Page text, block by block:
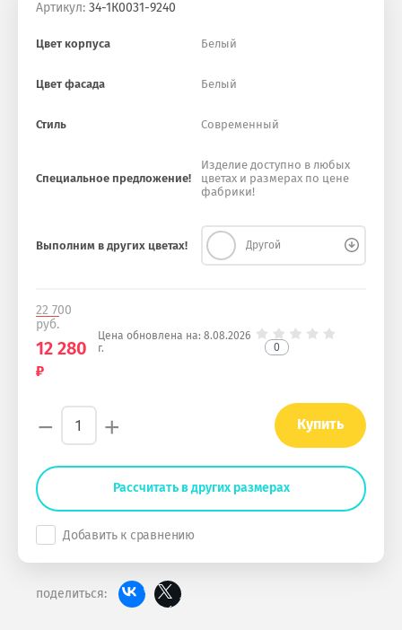
Артикул: 34-1К0031-9240
Цвет корпуса Белый
Цвет фасада Белый
Стиль Современный
Специальное предложение!
Изделие доступно в любых
цветах и размерах по цене
фабрики!
Выполним в других цветах! Другой
22 700
руб.
12 280
Цена обновлена на:8.08.2026
г.
0
− + Купить
Рассчитать в других размерах
Добавить к сравнению
поделиться: